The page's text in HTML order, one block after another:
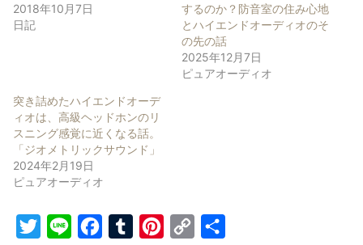
2018年10月7日
日記
するのか？防音室の住み心地
とハイエンドオーディオのそ
の先の話
2025年12月7日
ピュアオーディオ
突き詰めたハイエンドオーデ
ィオは、高級ヘッドホンのリ
スニング感覚に近くなる話。
「ジオメトリックサウンド」
2024年2月19日
ピュアオーディオ